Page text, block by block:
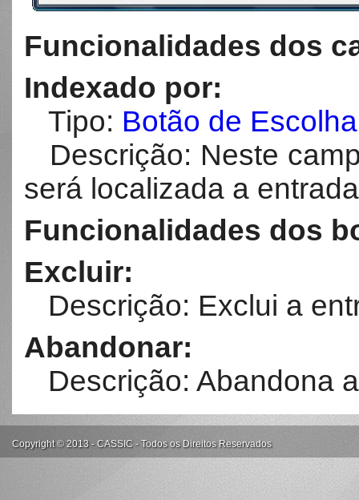
Funcionalidades dos
Indexado por:
Tipo: Botão de Escolha
Descrição: Neste
será localizada a
Funcionalidades dos
Excluir:
Descrição: Exclui a
Abandonar:
Descrição: Abandona
Copyright © 2013 - CASSIC - Todos os Direitos Reservados